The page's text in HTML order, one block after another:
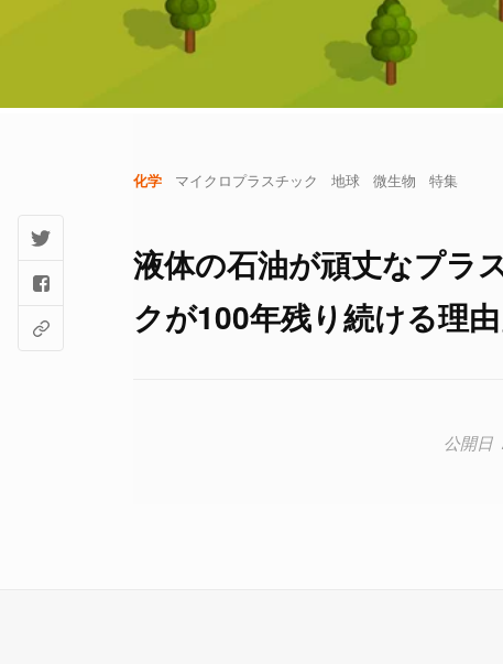
化学 マイクロプラスチック 地球 微生物 特集
液体の石油が頑丈なプラ
クが100年残り続ける理